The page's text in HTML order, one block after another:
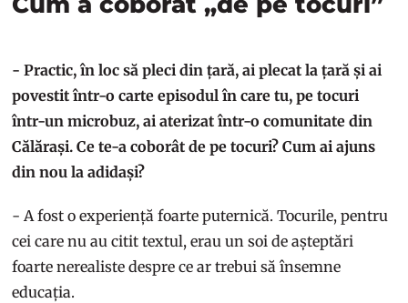
- Practic, în loc să pleci din țară, ai plecat la țară și ai
povestit într-o carte episodul în care tu, pe tocuri
într-un microbuz, ai aterizat într-o comunitate din
Călărași. Ce te-a coborât de pe tocuri? Cum ai ajuns
din nou la adidași?
- A fost o experiență foarte puternică. Tocurile, pentru
cei care nu au citit textul, erau un soi de așteptări
foarte nerealiste despre ce ar trebui să însemne
educația.